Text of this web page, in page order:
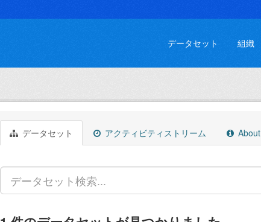
データセット 組織
データセット アクティビティストリーム About